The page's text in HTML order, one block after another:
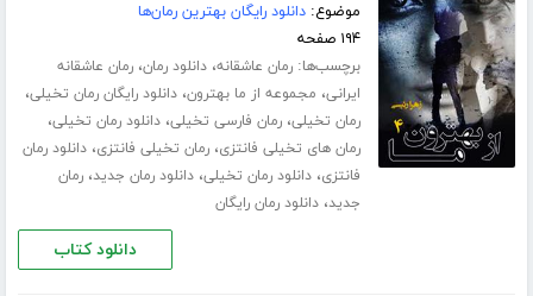
موضوع:دانلود رایگان بهترین رمان‌ها
۱۹۴ صفحه
برچسب‌ها:رمان عاشقانه،دانلود رمان،رمان عاشقانه
ایرانی، مجموعه از ما بهترون،دانلود رایگان رمان تخیلی،
رمان تخیلی،رمان فارسی تخیلی،دانلود رمان تخیلی،
رمان های تخیلی فانتزی،رمان تخیلی فانتزی،دانلود رمان
فانتزی،دانلود رمان تخیلی،دانلود رمان جدید،رمان
جدید،دانلود رمان رایگان
دانلود کتاب